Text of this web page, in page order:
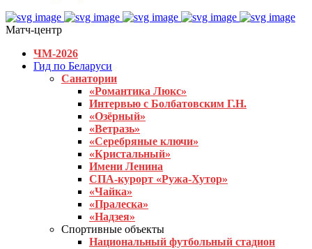
Матч-центр
ЧМ-2026
Гид по Беларуси
Санатории
«Романтика Люкс»
Интервью с Болбатовским Г.Н.
«Озёрный»
«Ветразь»
«Серебряные ключи»
«Кристальный»
Имени Ленина
СПА-курорт «Ружа-Хутор»
«Чайка»
«Пралеска»
«Надзея»
Спортивные объекты
Национальный футбольный стадион